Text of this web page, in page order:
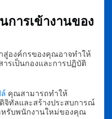
การเข้างานของ
สู่องค์กรของคุณอาจทำให้
รเป็นกองและการปฏิบัติ
คุณสามารถทำให้
จิทัลและสร้างประสบการณ์
หรับพนักงานใหม่ของคุณ